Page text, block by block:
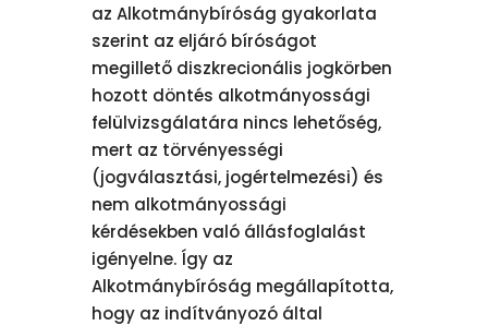
az Alkotmánybíróság gyakorlata
szerint az eljáró bíróságot
megillető diszkrecionális jogkörben
hozott döntés alkotmányossági
felülvizsgálatára nincs lehetőség,
mert az törvényességi
(jogválasztási, jogértelmezési) és
nem alkotmányossági
kérdésekben való állásfoglalást
igényelne. Így az
Alkotmánybíróság megállapította,
hogy az indítványozó által